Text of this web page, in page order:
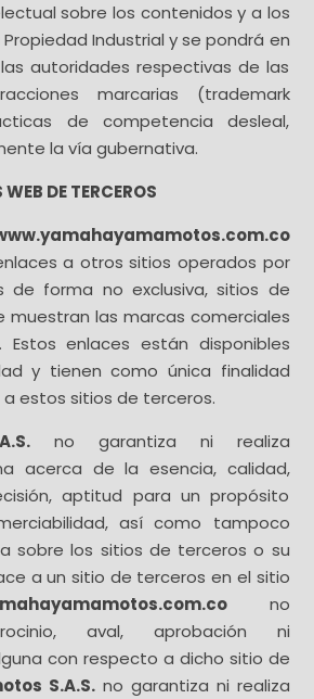
sobre los contenidos y a los
Industrial y se pondrá en
autoridades respectivas de las
marcarias (trademark
de competencia desleal,
la vía gubernativa.
DE TERCEROS
a otros sitios operados por
de forma no exclusiva, sitios de
muestran las marcas comerciales
Estos enlaces están disponibles
y tienen como única finalidad
estos sitios de terceros.
no garantiza ni realiza
acerca de la esencia, calidad,
aptitud para un propósito
así como tampoco
sobre los sitios de terceros o su
a un sitio de terceros en el sitio
no
aval, aprobación ni
con respecto a dicho sitio de
S.A.S.no garantiza ni realiza